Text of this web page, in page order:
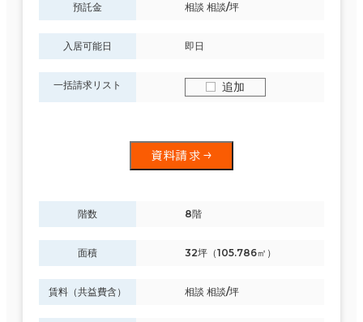
預託金 相談 相談/坪
入居可能日 即日
一括請求リスト 追加
資料請求
階数 8階
面積 32坪（105.786㎡）
賃料（共益費含） 相談 相談/坪